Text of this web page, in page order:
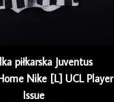
piłkarska Juventus
Nike [L] UCL Player
Issue